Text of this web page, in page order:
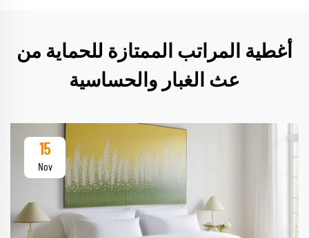
أغطية المراتب الممتازة للحماية من
عث الغبار والحساسية
15
Nov